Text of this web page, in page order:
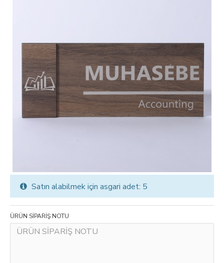
ÜRÜN SİPARİŞ NOTU
Satın alabilmek için asgari adet: 5